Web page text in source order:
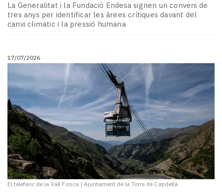
La Generalitat i la Fundació Endesa signen un conveni de
tres anys per identificar les àrees crítiques davant del
canvi climàtic i la pressió humana
17/07/2026
El telefèric de la Vall Fosca | Ajuntament de la Torre de Capdella